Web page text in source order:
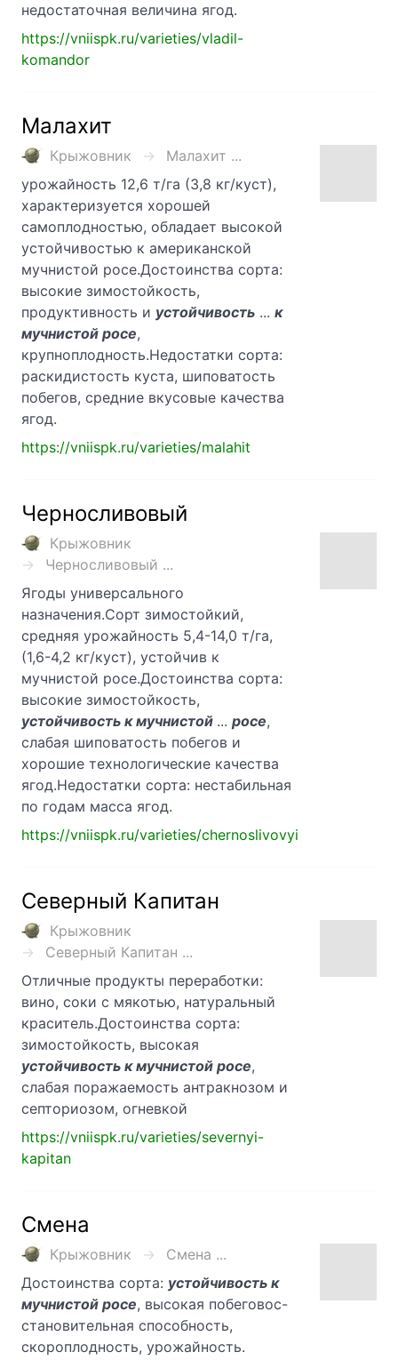
недостаточная величина ягод.
https://vniispk.ru/varieties/vladil-
komandor
Малахит
Крыжовник
Малахит ...
урожайность 12,6 т/га (3,8 кг/куст),
характеризуется хорошей
самоплодностью, обладает высокой
устойчивостью к американской
мучнистой росе.Достоинства сорта:
высокие зимостойкость,
продуктивность и устойчивость ... к
мучнистой росе,
крупноплодность.Недостатки сорта:
раскидистость куста, шиповатость
побегов, средние вкусовые качества
ягод.
https://vniispk.ru/varieties/malahit
Черносливовый
Крыжовник
Черносливовый ...
Ягоды универсального
назначения.Сорт зимостойкий,
средняя урожайность 5,4-14,0 т/га,
(1,6-4,2 кг/куст), устойчив к
мучнистой росе.Достоинства сорта:
высокие зимостойкость,
устойчивость к мучнистой ... росе,
слабая шиповатость побегов и
хорошие технологические качества
ягод.Недостатки сорта: нестабильная
по годам масса ягод.
https://vniispk.ru/varieties/chernoslivovyi
Северный Капитан
Крыжовник
Северный Капитан ...
Отличные продукты переработки:
вино, соки с мякотью, натуральный
краситель.Достоинства сорта:
зимостойкость, высокая
устойчивость к мучнистой росе,
слабая поражаемость антракнозом и
септориозом, огневкой
https://vniispk.ru/varieties/severnyi-
kapitan
Смена
Крыжовник
Смена ...
Достоинства сорта: устойчивость к
мучнистой росе, высокая побеговос-
становительная способность,
скороплодность, урожайность.